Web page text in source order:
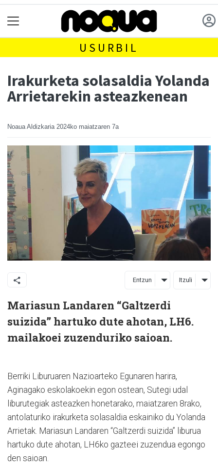
USURBIL
Irakurketa solasaldia Yolanda
Arrietarekin asteazkenean
Noaua Aldizkaria 2024ko maiatzaren 7a
Entzun Itzuli
Mariasun Landaren “Galtzerdi
suizida” hartuko dute ahotan, LH6.
mailakoei zuzenduriko saioan.
Berriki Liburuaren Nazioarteko Egunaren harira,
Aginagako eskolakoekin egon ostean, Sutegi udal
liburutegiak asteazken honetarako, maiatzaren 8rako,
antolaturiko irakurketa solasaldia eskainiko du Yolanda
Arrietak. Mariasun Landaren “Galtzerdi suizida” liburua
hartuko dute ahotan, LH6ko gazteei zuzendua egongo
den saioan.